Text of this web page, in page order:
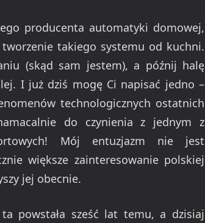
producenta automatyki domowej,
takiego systemu od kuchni.
(skąd sam jestem), a późnij halę
I już dziś mogę Ci napisać jedno –
technologicznych ostatnich
do czynienia z jednym z
Mój entuzjazm nie jest
większe zainteresowanie polskiej
jej obecnie.
powstała sześć lat temu, a dzisiaj